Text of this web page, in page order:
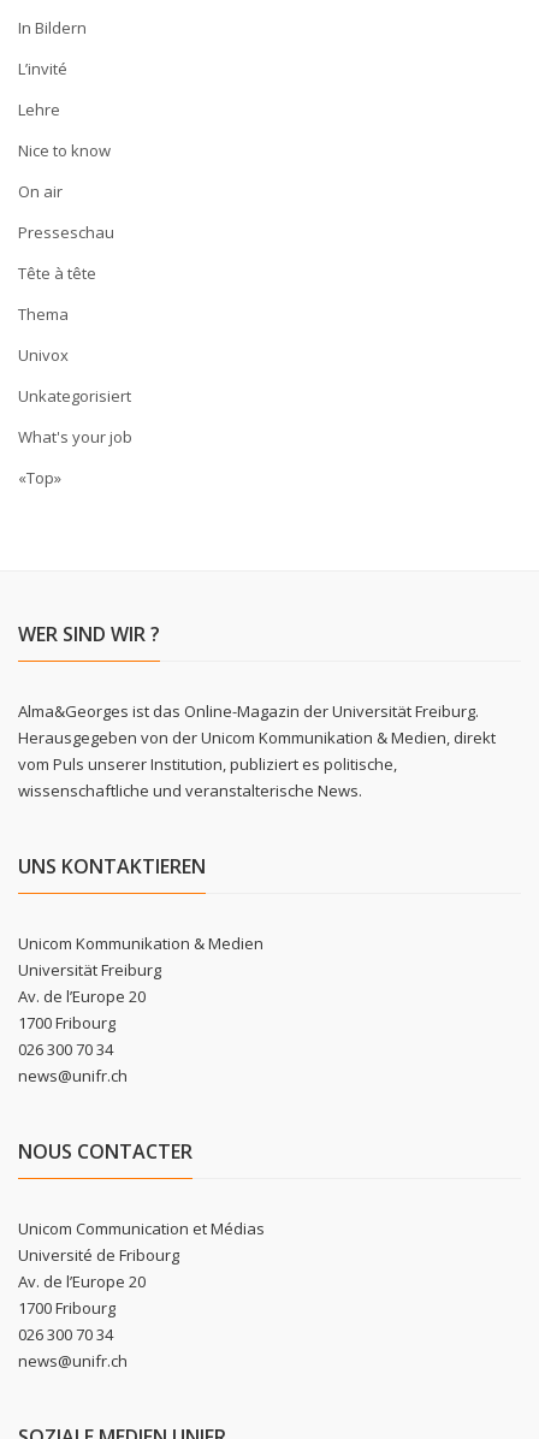
In Bildern
L’invité
Lehre
Nice to know
On air
Presseschau
Tête à tête
Thema
Univox
Unkategorisiert
What's your job
«Top»
WER SIND WIR ?
Alma&Georges ist das Online-Magazin der Universität Freiburg.
Herausgegeben von der Unicom Kommunikation & Medien, direkt
vom Puls unserer Institution, publiziert es politische,
wissenschaftliche und veranstalterische News.
UNS KONTAKTIEREN
Unicom Kommunikation & Medien
Universität Freiburg
Av. de l’Europe 20
1700 Fribourg
026 300 70 34
news@unifr.ch
NOUS CONTACTER
Unicom Communication et Médias
Université de Fribourg
Av. de l’Europe 20
1700 Fribourg
026 300 70 34
news@unifr.ch